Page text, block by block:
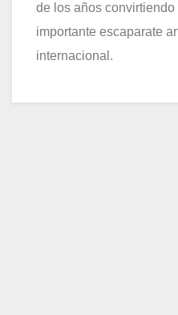
de los años
importante escaparate
internacional.